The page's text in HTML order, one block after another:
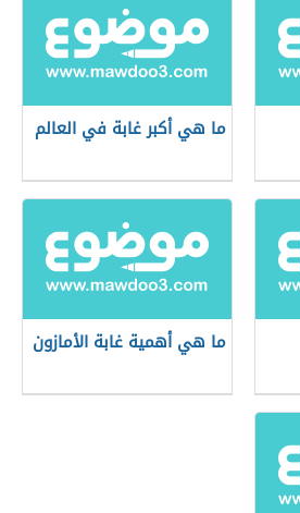
ما هي أكبر غابة في العالم
ما هي أهمية غابة الأمازون